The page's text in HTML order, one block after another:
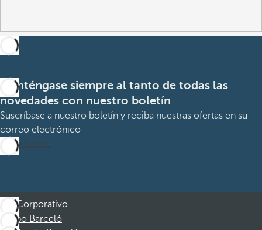
Manténgase siempre al tanto de todas las
novedades con nuestro boletín
Suscríbase a nuestro boletín y reciba nuestras ofertas en su
correo electrónico
Suscribirme
Corporativo
Grupo Barceló